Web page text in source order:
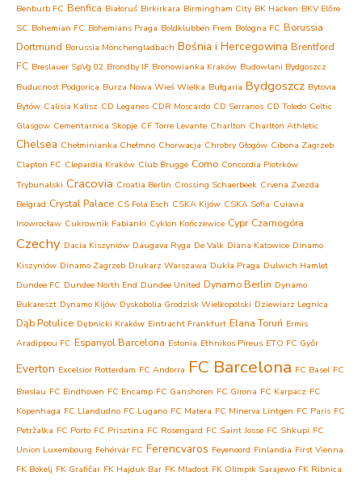
Benburb FC Benfica Białoruś Birkirkara Birmingham City BK Häcken BKV Előre
SC Bohemian FC Bohemians Praga Boldklubben Frem Bologna FC Borussia
Dortmund Borussia Mönchengladbach Bośnia i Hercegowina Brentford
FC Breslauer SpVg 02 Brondby IF Bronowianka Kraków Budowlani Bydgoszcz
Buducnost Podgorica Burza Nowa Wieś Wielka Bułgaria Bydgoszcz Bytovia
Bytów Calisia Kalisz CD Leganes CDR Moscardo CD Serranos CD Toledo Celtic
Glasgow Cementarnica Skopje CF Torre Levante Charlton Charlton Athletic
Chelsea Chełminianka Chełmno Chorwacja Chrobry Głogów Cibona Zagrzeb
Clapton FC Clepardia Kraków Club Brugge Como Concordia Piotrków
Trybunalski Cracovia Croatia Berlin Crossing Schaerbeek Crvena Zvezda
Belgrad Crystal Palace CS Fola Esch CSKA Kijów CSKA Sofia Cuiavia
Inowrocław Cukrownik Fabianki Cyklon Kończewice Cypr Czarnogóra
Czechy Dacia Kiszyniów Daugava Ryga De Valk Diana Katowice Dinamo
Kiszyniów Dinamo Zagrzeb Drukarz Warszawa Dukla Praga Dulwich Hamlet
Dundee FC Dundee North End Dundee United Dynamo Berlin Dynamo
Bukareszt Dynamo Kijów Dyskobolia Grodzisk Wielkopolski Dziewiarz Legnica
Dąb Potulice Dębnicki Kraków Eintracht Frankfurt Elana Toruń Ermis
Aradippou FC Espanyol Barcelona Estonia Ethnikos Pireus ETO FC Győr
Everton Excelsior Rotterdam FC Andorra FC Barcelona FC Basel FC
Breslau FC Eindhoven FC Encamp FC Ganshoren FC Girona FC Karpacz FC
Kopenhaga FC Llandudno FC Lugano FC Matera FC Minerva Lintgen FC Paris FC
Petržalka FC Porto FC Prisztina FC Rosengard FC Saint Josse FC Shkupi FC
Union Luxembourg Fehérvár FC Ferencvaros Feyenoord Finlandia First Vienna
FK Bokelj FK Grafičar FK Hajduk Bar FK Mladost FK Olimpik Sarajewo FK Ribnica